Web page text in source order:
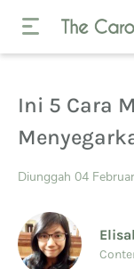
Ini 5 Cara
Diunggah 04